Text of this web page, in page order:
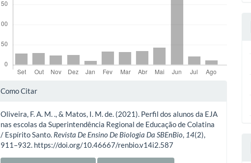
Detalhes
artigo
Como Citar
Oliveira, F. A. M. ., & Matos, I. M. de. (2021). Perfil dos alunos da EJA
nas escolas da Superintendência Regional de Educação de Colatina
/ Espírito Santo. Revista De Ensino De Biologia Da SBEnBio, 14(2),
911–932. https://doi.org/10.46667/renbio.v14i2.587